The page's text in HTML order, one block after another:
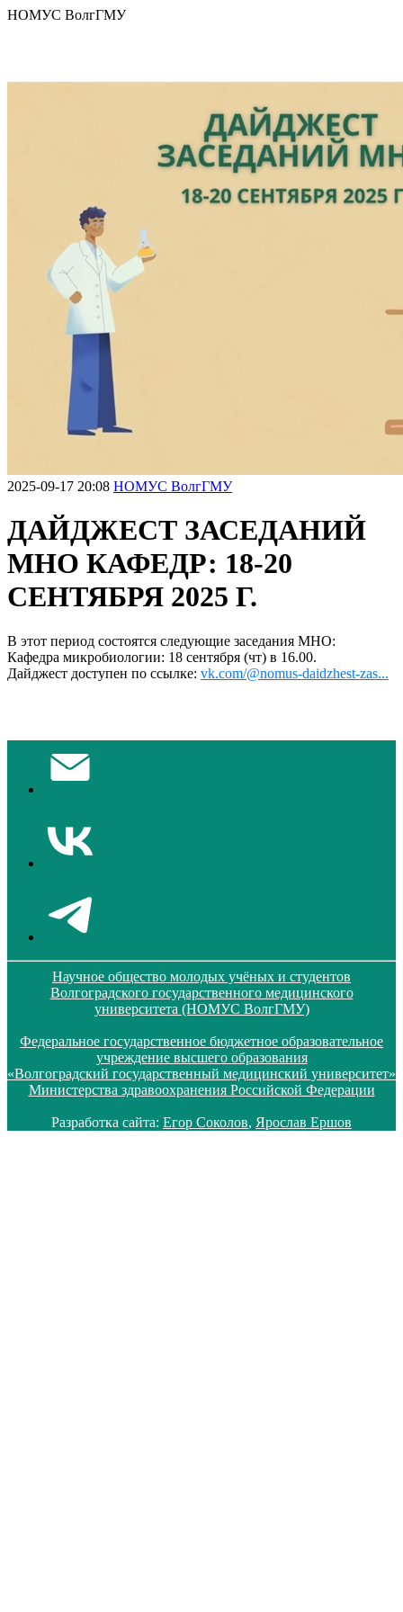
НОМУС ВолгГМУ
2025-09-17 20:08 НОМУС ВолгГМУ
ДАЙДЖЕСТ ЗАСЕДАНИЙ
МНО КАФЕДР: 18-20
СЕНТЯБРЯ 2025 Г.
В этот период состоятся следующие заседания МНО:
Кафедра микробиологии: 18 сентября (чт) в 16.00.
Дайджест доступен по ссылке: vk.com/@nomus-daidzhest-zas...
Научное общество молодых учёных и студентов
Волгоградского государственного медицинского
университета (НОМУС ВолгГМУ)
Федеральное государственное бюджетное образовательное
учреждение высшего образования
«Волгоградский государственный медицинский университет»
Министерства здравоохранения Российской Федерации
Разработка сайта: Егор Соколов, Ярослав Ершов